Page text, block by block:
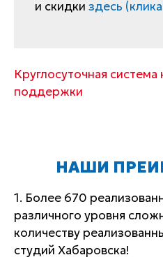
и скидки здесь
Круглосуточная система
поддержки
НАШИ
1. Более 670
различного уровня
количеству
студий Хабаровска!